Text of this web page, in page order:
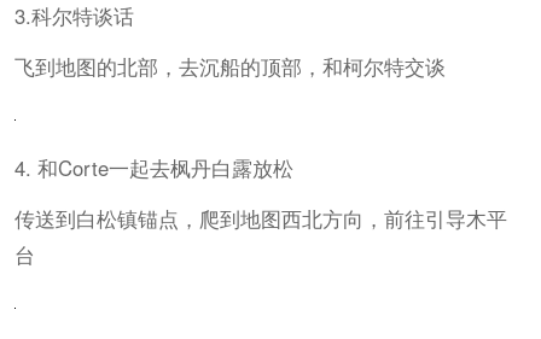
3.科尔特谈话
飞到地图的北部，去沉船的顶部，和柯尔特交谈
4. 和Corte一起去枫丹白露放松
传送到白松镇锚点，爬到地图西北方向，前往引导木平
台